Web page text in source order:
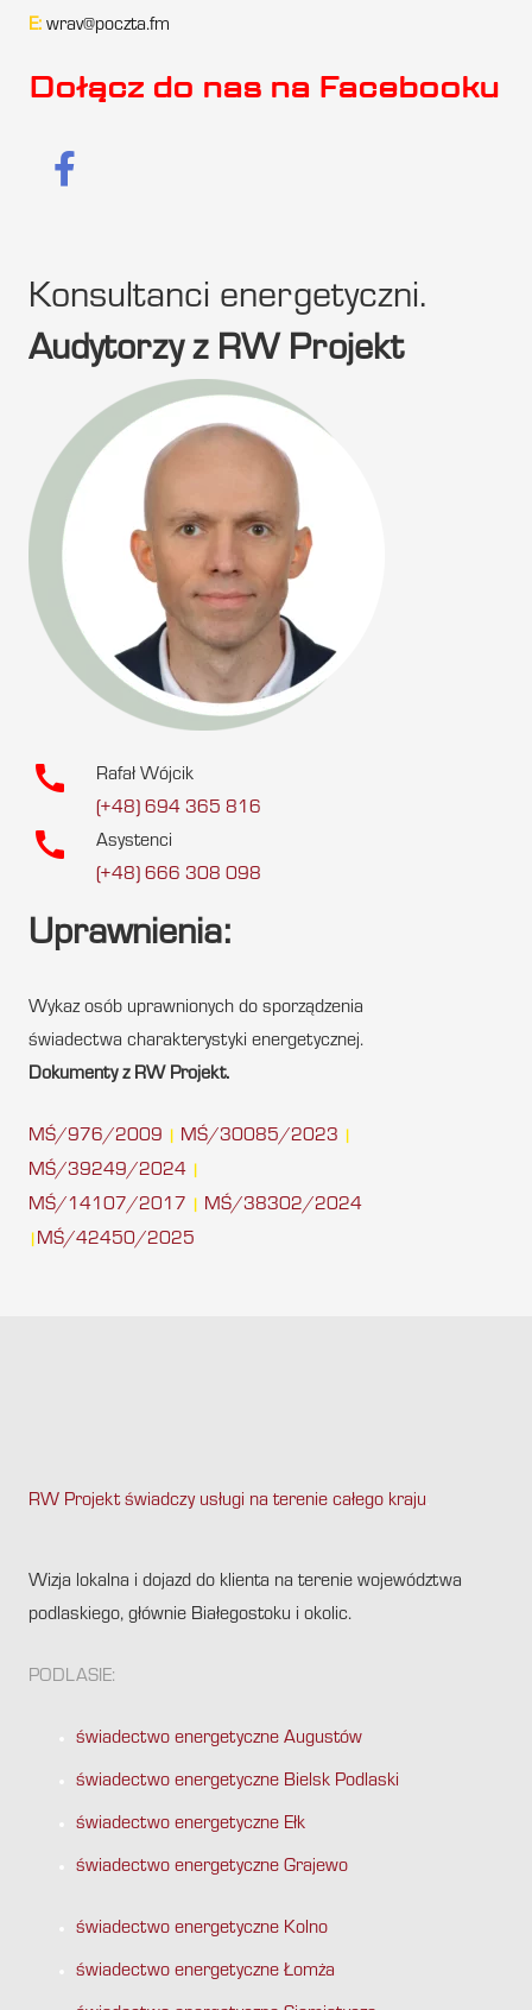
E: wrav@poczta.fm
Dołącz do nas na Facebooku
Konsultanci energetyczni.
Audytorzy z RW Projekt
call
Rafał Wójcik
(+48) 694 365 816
call
Asystenci
(+48) 666 308 098
Uprawnienia:
Wykaz osób uprawnionych do sporządzenia
świadectwa charakterystyki energetycznej.
Dokumenty z RW Projekt.
MŚ/976/2009 MŚ/30085/2023
MŚ/39249/2024
MŚ/14107/2017 MŚ/38302/2024
MŚ/42450/2025
RW Projekt świadczy usługi na terenie całego kraju
Wizja lokalna i dojazd do klienta na terenie województwa
podlaskiego, głównie Białegostoku i okolic.
PODLASIE:
świadectwo energetyczne Augustów
świadectwo energetyczne Bielsk Podlaski
świadectwo energetyczne Ełk
świadectwo energetyczne Grajewo
świadectwo energetyczne Kolno
świadectwo energetyczne Łomża